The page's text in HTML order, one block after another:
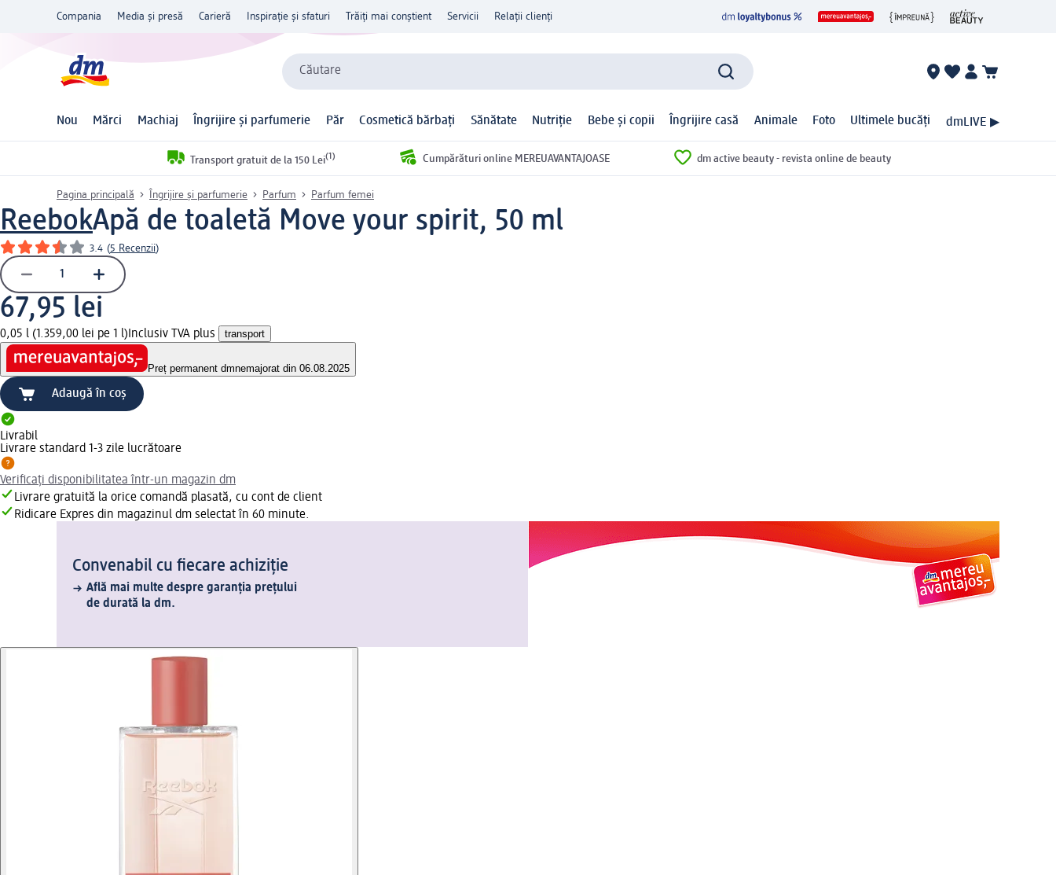
Compania Media și presă Carieră Inspirație și sfaturi Trăiți mai conștient Servicii Relații clienți
Căutare
Nou Mărci Machiaj Îngrijire și parfumerie Păr Cosmetică bărbați Sănătate Nutriție Bebe și copii Îngrijire casă Animale Foto Ultimele bucăți dmLIVE ▶
Transport gratuit de la 150 Lei(1) Cumpărături online MEREUAVANTAJOASE dm active beauty - revista online de beauty
Pagina principală Îngrijire și parfumerie Parfum Parfum femei
ReebokApă de toaletă Move your spirit, 50 ml
3.4 (5 Recenzii)
67,95 lei
0,05 l (1.359,00 lei pe 1 l) Inclusiv TVA plus transport
Preț permanent dmnemajorat din 06.08.2025
Adaugă în coș
Livrabil
Livrare standard 1-3 zile lucrătoare
Verificați disponibilitatea într-un magazin dm
Livrare gratuită la orice comandă plasată, cu cont de client
Ridicare Expres din magazinul dm selectat în 60 minute.
Convenabil cu fiecare achiziție
Află mai multe despre garanția prețului
de durată la dm.